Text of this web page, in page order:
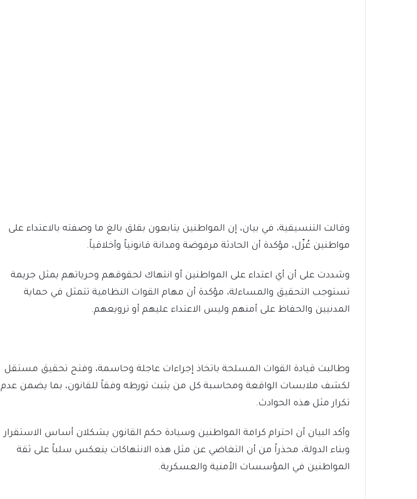
وقالت التنسيقية، في بيان، إن المواطنين يتابعون بقلق بالغ ما وصفته بالاعتداء على
مواطنين عُزّل، مؤكدة أن الحادثة مرفوضة ومدانة قانونياً وأخلاقياً.
وشددت على أن أي اعتداء على المواطنين أو انتهاك لحقوقهم وحرياتهم يمثل جريمة
تستوجب التحقيق والمساءلة، مؤكدة أن مهام القوات النظامية تتمثل في حماية
المدنيين والحفاظ على أمنهم وليس الاعتداء عليهم أو ترويعهم.
وطالبت قيادة القوات المسلحة باتخاذ إجراءات عاجلة وحاسمة، وفتح تحقيق مستقل
لكشف ملابسات الواقعة ومحاسبة كل من يثبت تورطه وفقاً للقانون، بما يضمن عدم
تكرار مثل هذه الحوادث.
وأكد البيان أن احترام كرامة المواطنين وسيادة حكم القانون يشكلان أساس الاستقرار
وبناء الدولة، محذراً من أن التغاضي عن مثل هذه الانتهاكات ينعكس سلباً على ثقة
المواطنين في المؤسسات الأمنية والعسكرية.